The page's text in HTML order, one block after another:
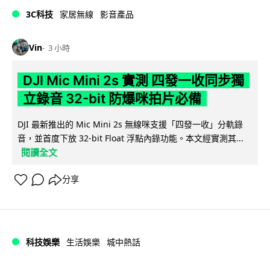
3C科技 家居無線 影音產品
Vin 3 小時
DJI Mic Mini 2s 實測 四發一收同步獨
立錄音 32-bit 防爆咪拍片必備
DJI 最新推出的 Mic Mini 2s 無線咪支援「四發一收」分軌錄
音，並首度下放 32-bit Float 浮點內錄功能。本文經實測其...
閱讀全文
分享
科技娛樂 生活娛樂 城中熱話